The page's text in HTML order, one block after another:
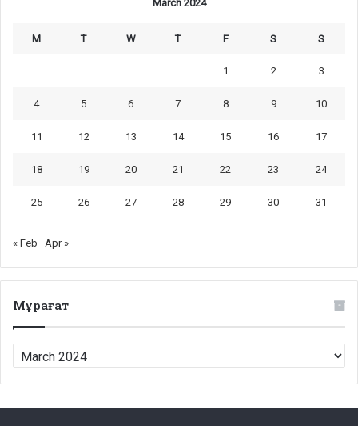
March 2024
M T W T F S S
1 2 3
4 5 6 7 8 9 10
11 12 13 14 15 16 17
18 19 20 21 22 23 24
25 26 27 28 29 30 31
« Feb Apr »
Мұрағат
Мұрағат